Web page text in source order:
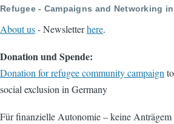
Refugee - Campaigns and Networking
About us- Newsletterhere.
Donation und Spende:
Donation for refugee community campaign
social exclusion in Germany
Für finanzielle Autonomie – keine